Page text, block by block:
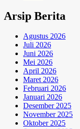
Arsip Berita
Agustus 2026
Juli 2026
Juni 2026
Mei 2026
April 2026
Maret 2026
Februari 2026
Januari 2026
Desember 2025
November 2025
Oktober 2025